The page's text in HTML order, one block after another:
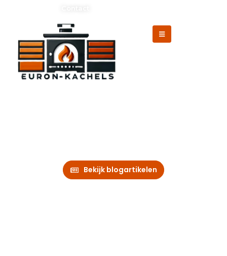
Bekijk blogartikelen